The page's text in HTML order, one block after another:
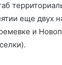
еще двух
и